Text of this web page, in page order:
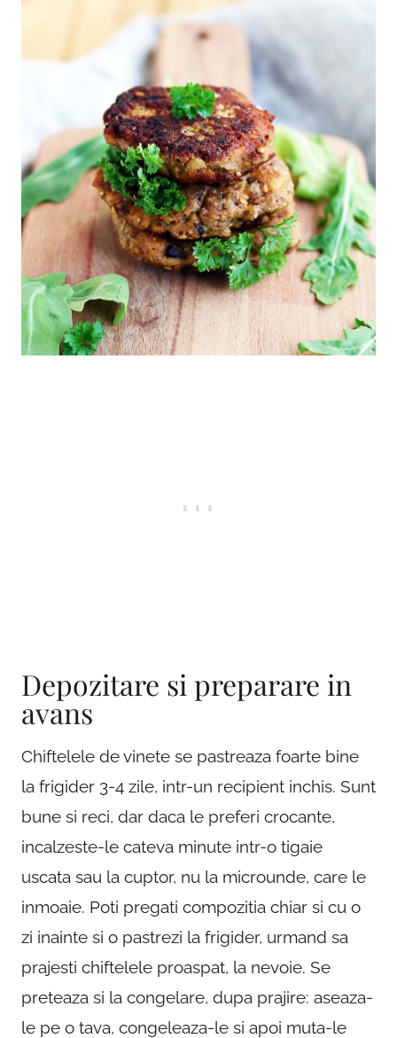
Depozitare si preparare in
avans
Chiftelele de vinete se pastreaza foarte bine
la frigider 3-4 zile, intr-un recipient inchis. Sunt
bune si reci, dar daca le preferi crocante,
incalzeste-le cateva minute intr-o tigaie
uscata sau la cuptor, nu la microunde, care le
inmoaie. Poti pregati compozitia chiar si cu o
zi inainte si o pastrezi la frigider, urmand sa
prajesti chiftelele proaspat, la nevoie. Se
preteaza si la congelare, dupa prajire: aseaza-
le pe o tava, congeleaza-le si apoi muta-le